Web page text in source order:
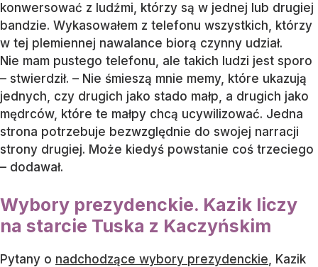
konwersować z ludźmi, którzy są w jednej lub drugiej
bandzie. Wykasowałem z telefonu wszystkich, którzy
w tej plemiennej nawalance biorą czynny udział.
Nie mam pustego telefonu, ale takich ludzi jest sporo
– stwierdził. – Nie śmieszą mnie memy, które ukazują
jednych, czy drugich jako stado małp, a drugich jako
mędrców, które te małpy chcą ucywilizować. Jedna
strona potrzebuje bezwzględnie do swojej narracji
strony drugiej. Może kiedyś powstanie coś trzeciego
– dodawał.
Wybory prezydenckie. Kazik liczy
na starcie Tuska z Kaczyńskim
Pytany o nadchodzące wybory prezydenckie , Kazik